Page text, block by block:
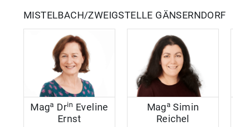
MISTELBACH/ZWEIGSTELLE GÄNSERNDORF
Maga Drin Eveline
Ernst
Maga Simin
Reichel